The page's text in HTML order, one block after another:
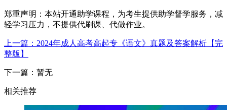
郑重声明：本站开通助学课程，为考生提供助学督学服务，减
轻学习压力，不提供代刷课、代做作业。
上一篇：2024年成人高考高起专《语文》真题及答案解析【完
整版】
下一篇：暂无
相关推荐